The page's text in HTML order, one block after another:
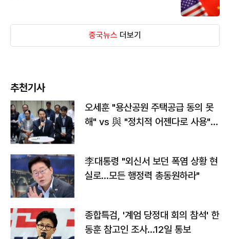
중국뉴스 더보기
추천기사
오세훈 "용산공원 주택공급 동의 못
해" vs 與 "정치적 어젠다로 사용"
李대통령 "외신서 보던 폭염 상황 현
실로…모든 행정력 총동원하라"
종합특검, '계엄 당정대 회의 참석' 한
동훈 참고인 조사...12일 통보